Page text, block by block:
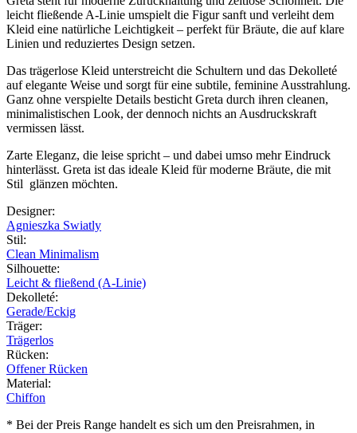
leicht fließende A-Linie umspielt die Figur sanft und verleiht dem
Kleid eine natürliche Leichtigkeit – perfekt für Bräute, die auf klare
Linien und reduziertes Design setzen.
Das trägerlose Kleid unterstreicht die Schultern und das Dekolleté
auf elegante Weise und sorgt für eine subtile, feminine Ausstrahlung.
Ganz ohne verspielte Details besticht Greta durch ihren cleanen,
minimalistischen Look, der dennoch nichts an Ausdruckskraft
vermissen lässt.
Zarte Eleganz, die leise spricht – und dabei umso mehr Eindruck
hinterlässt. Greta ist das ideale Kleid für moderne Bräute, die mit
Stil glänzen möchten.
Designer:
Agnieszka Swiatly
Stil:
Clean Minimalism
Silhouette:
Leicht & fließend (A-Linie)
Dekolleté:
Gerade/Eckig
Träger:
Trägerlos
Rücken:
Offener Rücken
Material:
Chiffon
* Bei der Preis Range handelt es sich um den Preisrahmen, in